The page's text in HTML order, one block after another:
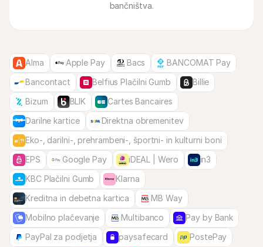
bančništva.
Alma Apple Pay Bacs
BANCOMAT Pay
Bancontact
Belfius Plačilni Gumb
Billie
Bizum
BLIK
Cartes Bancaires
Darilne kartice
Direktna obremenitev
Eko-, darilni-, prehrambeni-, športni- in kulturni boni
EPS
Google Pay iDEAL | Wero
in3
KBC Plačilni Gumb
Klarna
Kreditna in debetna kartica
MB Way
Mobilno plačevanje
Multibanco
Pay by Bank
PayPal za podjetja
paysafecard
PostePay